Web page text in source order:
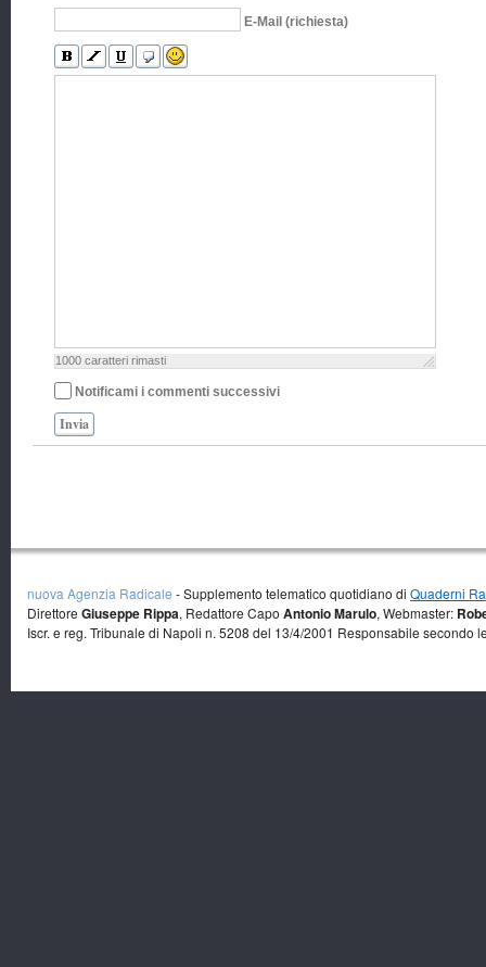
E-Mail (richiesta)
1000 caratteri rimasti
Notificami i commenti successivi
Invia
nuova Agenzia Radicale - Supplemento telematico quotidiano di Quaderni
Direttore Giuseppe Rippa, Redattore Capo Antonio Marulo, Webmaster:
Iscr. e reg. Tribunale di Napoli n. 5208 del 13/4/2001 Responsabile secondo